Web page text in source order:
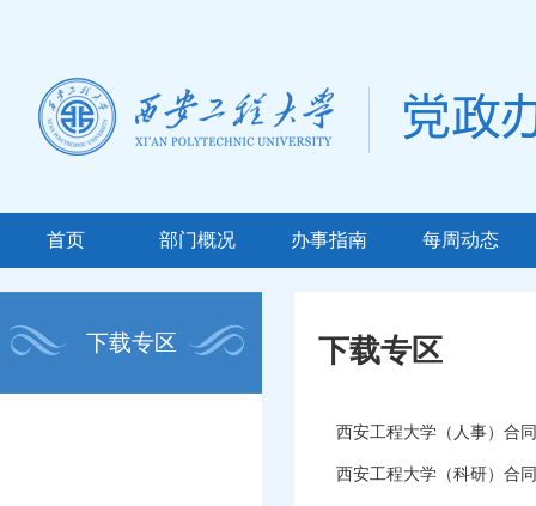
首页 部门概况 办事指南 每周动态
下载专区 下载专区
西安工程大学（人事）合
西安工程大学（科研）合